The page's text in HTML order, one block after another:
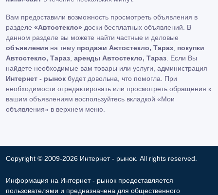
Вам предоставили возможность просмотреть объявления в
разделе «Автостекло» доски бесплатных объявлений. В
данном разделе вы можете найти частные и деловые
объявления на тему продажи Автостекло, Тараз покупки
Автостекло, Тараз аренды Автостекло, Тараз . Если Вы
найдете необходимые вам товары или услуги, администрация
Интернет - рынок будет довольна, что помогла. При
необходимости отредактировать или просмотреть обращения к
вашим объявлениям воспользуйтесь вкладкой «Мои
объявления» в верхнем меню.
Copyright © 2009-2026 Интернет - рынок. All rights reserved.
Информация на Интернет - рынок предоставляется
пользователями и предназначена для общественного